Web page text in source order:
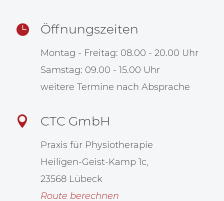
 Öffnungszeiten
Montag - Freitag: 08.00 - 20.00 Uhr
Samstag: 09.00 - 15.00 Uhr
weitere Termine nach Absprache
 CTC GmbH
Praxis für Physiotherapie
Heiligen-Geist-Kamp 1c,
23568 Lübeck
Route berechnen